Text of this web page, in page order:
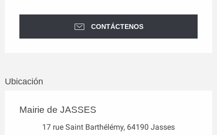
CONTÁCTENOS
Ubicación
Mairie de JASSES
17 rue Saint Barthélémy, 64190 Jasses